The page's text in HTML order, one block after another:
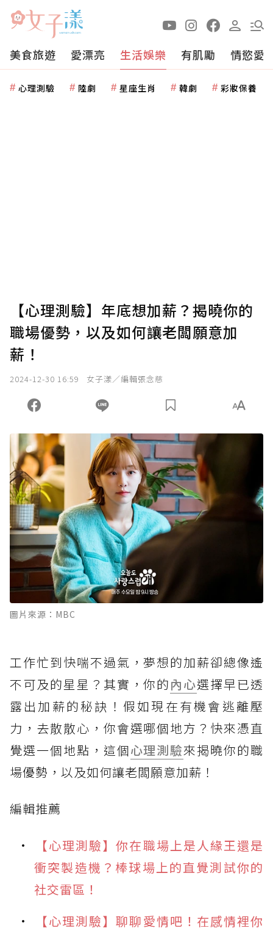
美食旅遊 愛漂亮 生活娛樂 有肌勵 情慾愛
心理測驗 陸劇 星座生肖 韓劇 彩妝保養
【心理測驗】年底想加薪？揭曉你的
職場優勢，以及如何讓老闆願意加
薪！
2024-12-30 16:59 女子漾／編輯張念慈
圖片來源：MBC
工作忙到快喘不過氣，夢想的加薪卻總像遙
不可及的星星？其實，你的內心選擇早已透
露出加薪的秘訣！假如現在有機會逃離壓
力，去散散心，你會選哪個地方？快來憑直
覺選一個地點，這個心理測驗來揭曉你的職
場優勢，以及如何讓老闆願意加薪！
編輯推薦
【心理測驗】你在職場上是人緣王還是
衝突製造機？棒球場上的直覺測試你的
社交雷區！
【心理測驗】聊聊愛情吧！在感情裡你